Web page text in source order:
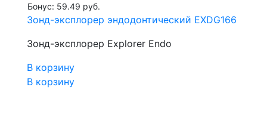
Бонус: 59.49 руб.
Зонд-эксплорер эндодонтический EXDG166
Зонд-эксплорер Explorer Endo
В корзину
В корзину